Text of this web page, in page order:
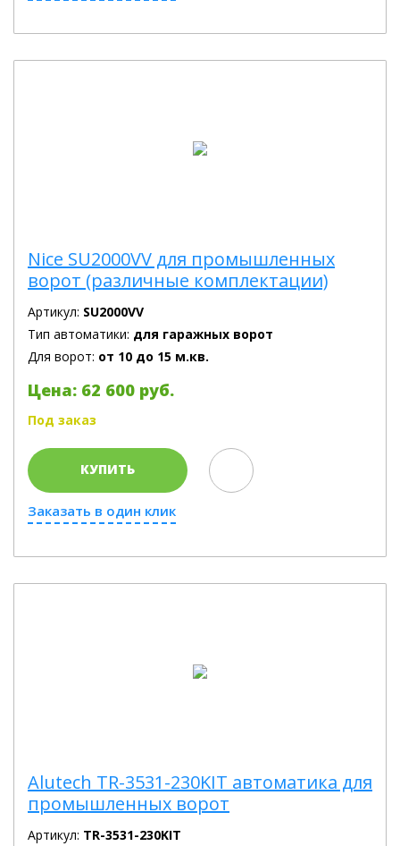
Nice SU2000VV для промышленных
ворот (различные комплектации)
Артикул: SU2000VV
Тип автоматики: для гаражных ворот
Для ворот: от 10 до 15 м.кв.
Цена: 62 600 руб.
Под заказ
КУПИТЬ
Заказать в один клик
Alutech TR-3531-230KIT автоматика для
промышленных ворот
Артикул: TR-3531-230KIT